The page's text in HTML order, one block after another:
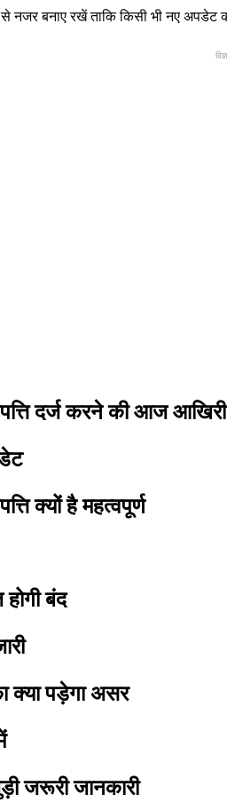
नजर बनाए रखें ताकि किसी भी नए
दर्ज करने की आज आखिरी
क्यों है महत्वपूर्ण
बंद
पड़ेगा असर
जरूरी जानकारी